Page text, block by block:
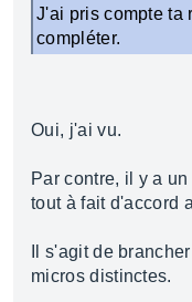
J'ai pris compte ta
compléter.
Oui, j'ai vu.
Par contre, il y a
tout à fait d'accord
Il s'agit de
micros distinctes.